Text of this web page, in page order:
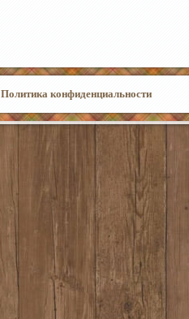
Политика конфиденциальности